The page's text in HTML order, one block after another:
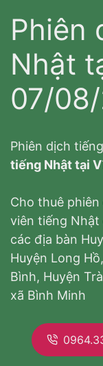
Phiên
Nhật
07/
Phiên dịch
tiếng Nhật tại
Cho thuê
viên tiếng
các địa bàn
Huyện Long
Bình, Huyện
xã Bình Minh